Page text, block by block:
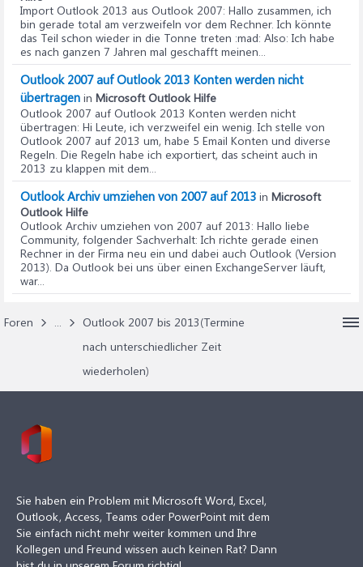
Import Outlook 2013 aus Outlook 2007: Hallo zusammen, ich
bin gerade total am verzweifeln vor dem Rechner. Ich könnte
das Teil schon wieder in die Tonne treten :mad: Also: Ich habe
es nach ganzen 7 Jahren mal geschafft meinen...
Outlook 2007 auf Outlook 2013 Konten werden nicht
übertragen in Microsoft Outlook Hilfe
Outlook 2007 auf Outlook 2013 Konten werden nicht
übertragen: Hi Leute, ich verzweifel ein wenig. Ich stelle von
Outlook 2007 auf 2013 um, habe 5 Email Konten und diverse
Regeln. Die Regeln habe ich exportiert, das scheint auch in
2013 zu klappen mit dem...
Outlook Archiv umziehen von 2007 auf 2013 in Microsoft
Outlook Hilfe
Outlook Archiv umziehen von 2007 auf 2013: Hallo liebe
Community, folgender Sachverhalt: Ich richte gerade einen
Rechner in der Firma neu ein und dabei auch Outlook (Version
2013). Da Outlook bei uns über einen ExchangeServer läuft,
war...
Foren ...
Outlook 2007 bis 2013(Termine
nach unterschiedlicher Zeit
wiederholen)
Sie haben ein Problem mit Microsoft Word, Excel,
Outlook, Access, Teams oder PowerPoint mit dem
Sie einfach nicht mehr weiter kommen und Ihre
Kollegen und Freund wissen auch keinen Rat? Dann